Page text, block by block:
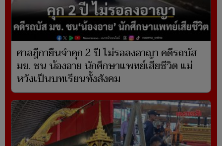
ศาลฎีกายืนจำคุก 2 ปี ไม่รอลงอาญา คดีรถบัส
มข. ชน น้องอาย นักศึกษาแพทย์เสียชีวิต แม่
หวังเป็นบทเรียนทั้งสังคม